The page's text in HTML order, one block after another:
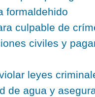
formaldehido
culpable de
civiles y
leyes
de agua y